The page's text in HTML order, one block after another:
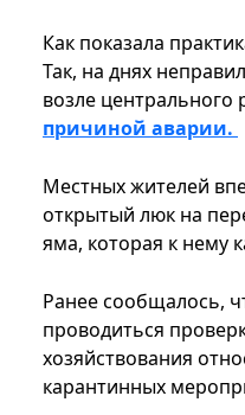
Как показала
Так, на днях
возле центрального
причиной аварии.
Местных жителей
открытый люк на
яма, которая к нему
Ранее сообщалось,
проводиться
хозяйствования
карантинных